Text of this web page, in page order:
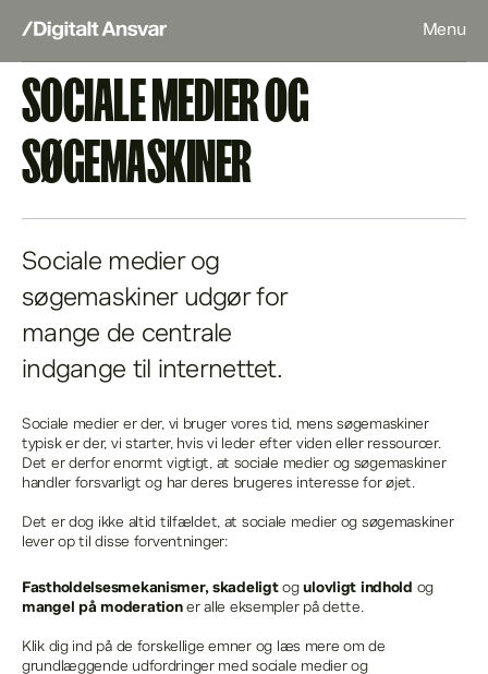
Menu
SOCIALE MEDIER OG
SØGEMASKINER
Sociale medier og
søgemaskiner udgør for
mange de centrale
indgange til internettet.
Sociale medier er der, vi bruger vores tid, mens søgemaskiner
typisk er der, vi starter, hvis vi leder efter viden eller ressourcer.
Det er derfor enormt vigtigt, at sociale medier og søgemaskiner
handler forsvarligt og har deres brugeres interesse for øjet.
Det er dog ikke altid tilfældet, at sociale medier og søgemaskiner
lever op til disse forventninger:
Fastholdelsesmekanismer, skadeligtogulovligt indhold og
mangel på moderationer alle eksempler på dette.
Klik dig ind på de forskellige emner og læs mere om de
grundlæggende udfordringer med sociale medier og